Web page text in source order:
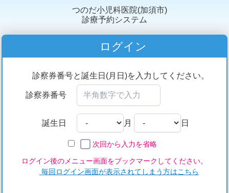
つのだ小児科医院(加須市)
診療予約システム
ログイン
診察券番号と誕生日(月日)を入力してください。
診察券番号
誕生日 月 日
次回から入力を省略
ログイン後のメニュー画面をブックマークしてください。
毎回ログイン画面が表示されてしまう方はこちら